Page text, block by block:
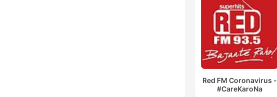
Red FM Coronavirus -
#CareKaroNa